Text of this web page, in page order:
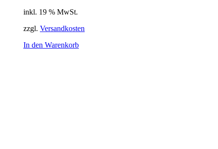
inkl. 19 % MwSt.
zzgl. Versandkosten
In den Warenkorb